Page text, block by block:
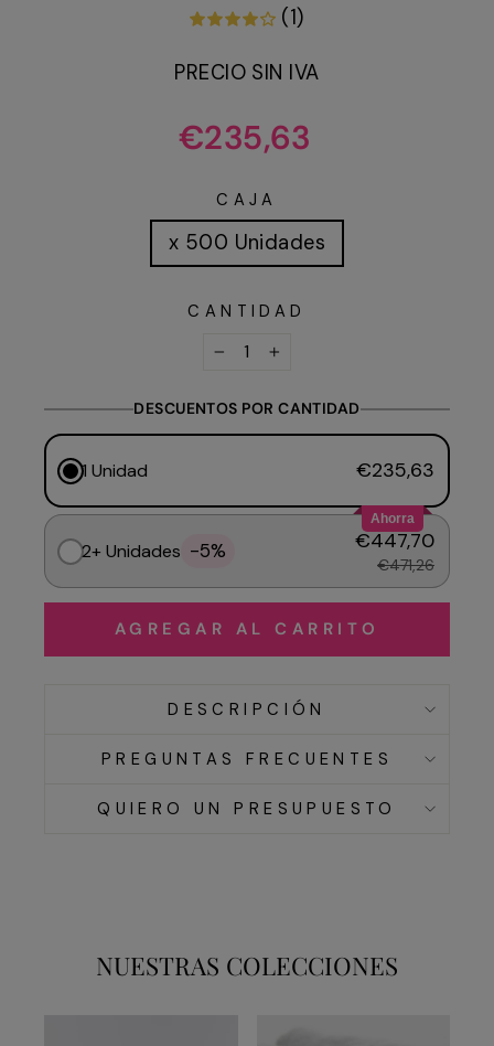
(1)
PRECIO SIN IVA
Precio
habitual
€235,63
CAJA
x 500 Unidades
CANTIDAD
DESCUENTOS POR CANTIDAD
1 Unidad €235,63
Ahorra
2+ Unidades -5% €447,70
€471,26
AGREGAR AL CARRITO
DESCRIPCIÓN
PREGUNTAS FRECUENTES
QUIERO UN PRESUPUESTO
NUESTRAS COLECCIONES